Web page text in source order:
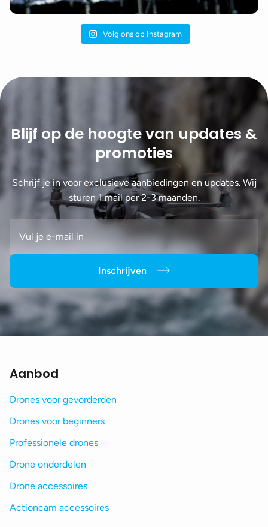
Volg ons op Instagram
Blijf op de hoogte van updates &
promoties
Schrijf je in voor exclusieve aanbiedingen en updates. Wij
sturen 1 mail per 2-3 maanden.
Inschrijven
Aanbod
Drones voor gevorderden
Drones voor beginners
Professionele drones
Drone onderdelen
Drone accessoires
Actioncam accessoires